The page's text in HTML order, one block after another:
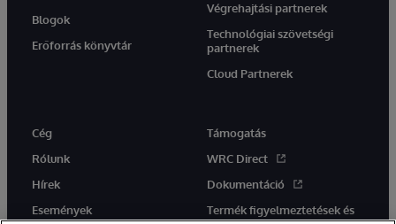
Blogok
Erőforrás könyvtár
Végrehajtási partnerek
Technológiai szövetségi
partnerek
Cloud Partnerek
Cég
Rólunk
Hírek
Események
Támogatás
WRC Direct
Dokumentáció
Termék figyelmeztetések és